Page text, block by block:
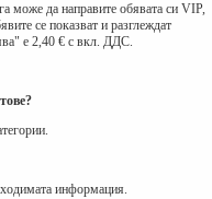
може да направите обявата си VIP,
се показват и разглеждат
е 2,40 € с вкл. ДДС.
информация.